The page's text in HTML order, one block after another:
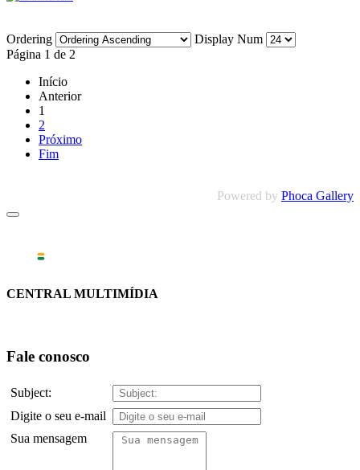
Ordering
Display Num
Página 1 de 2
Início
Anterior
1
2
Próximo
Fim
Powered by Phoca Gallery
CENTRAL MULTIMÍDIA
Fale conosco
Subject:
Digite o seu e-mail
Sua mensagem